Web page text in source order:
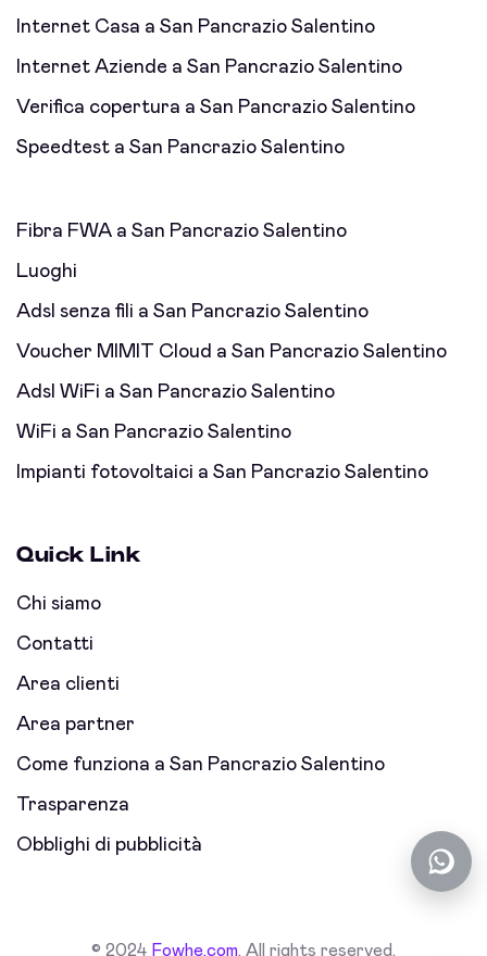
Internet Casa a San Pancrazio Salentino
Internet Aziende a San Pancrazio Salentino
Verifica copertura a San Pancrazio Salentino
Speedtest a San Pancrazio Salentino
Fibra FWA a San Pancrazio Salentino
Luoghi
Adsl senza fili a San Pancrazio Salentino
Voucher MIMIT Cloud a San Pancrazio Salentino
Adsl WiFi a San Pancrazio Salentino
WiFi a San Pancrazio Salentino
Impianti fotovoltaici a San Pancrazio Salentino
Quick Link
Chi siamo
Contatti
Area clienti
Area partner
Come funziona a San Pancrazio Salentino
Trasparenza
Obblighi di pubblicità
© 2024 Fowhe.com. All rights reserved.